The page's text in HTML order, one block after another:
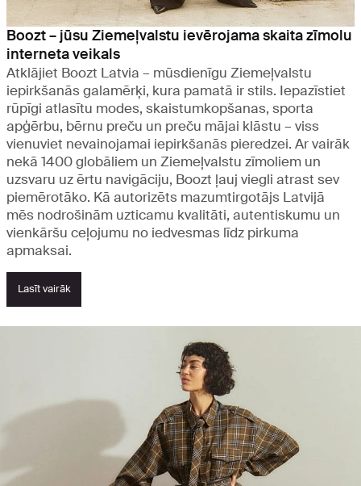
Boozt – jūsu Ziemeļvalstu ievērojama skaita zīmolu
interneta veikals
Atklājiet Boozt Latvia – mūsdienīgu Ziemeļvalstu
iepirkšanās galamērķi, kura pamatā ir stils. Iepazīstiet
rūpīgi atlasītu modes, skaistumkopšanas, sporta
apģērbu, bērnu preču un preču mājai klāstu – viss
vienuviet nevainojamai iepirkšanās pieredzei. Ar vairāk
nekā 1400 globāliem un Ziemeļvalstu zīmoliem un
uzsvaru uz ērtu navigāciju, Boozt ļauj viegli atrast sev
piemērotāko. Kā autorizēts mazumtirgotājs Latvijā
mēs nodrošinām uzticamu kvalitāti, autentiskumu un
vienkāršu ceļojumu no iedvesmas līdz pirkuma
apmaksai.
Lasīt vairāk
Aplūkojiet jaunumus un populārākās
preces